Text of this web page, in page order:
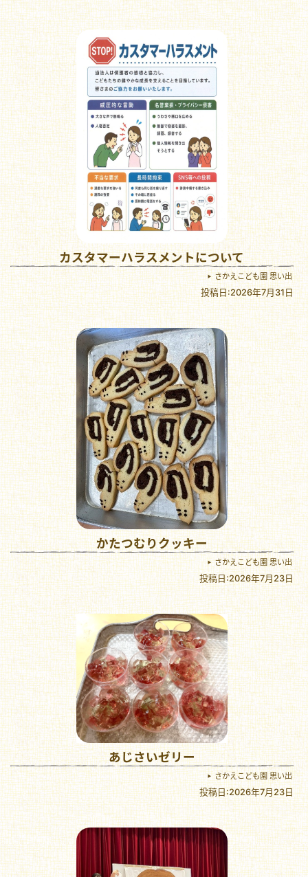
カスタマーハラスメントについて
さかえこども園 思い出
投稿日:2026年7月31日
かたつむりクッキー
さかえこども園 思い出
投稿日:2026年7月23日
あじさいゼリー
さかえこども園 思い出
投稿日:2026年7月23日